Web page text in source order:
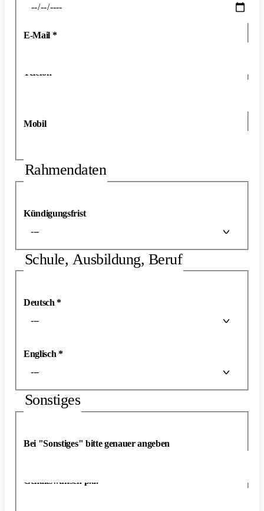
E-Mail *
Telefon
Mobil
Rahmendaten
Kündigungsfrist
---
Schule, Ausbildung, Beruf
Deutsch*
---
Englisch*
---
Sonstiges
Bei "Sonstiges" bitte genauer angeben
Gehaltswunsch p.a.